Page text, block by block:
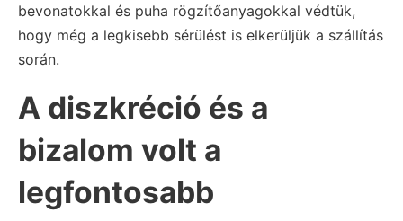
bevonatokkal és puha rögzítőanyagokkal védtük,
hogy még a legkisebb sérülést is elkerüljük a szállítás
során.
A diszkréció és a
bizalom volt a
legfontosabb